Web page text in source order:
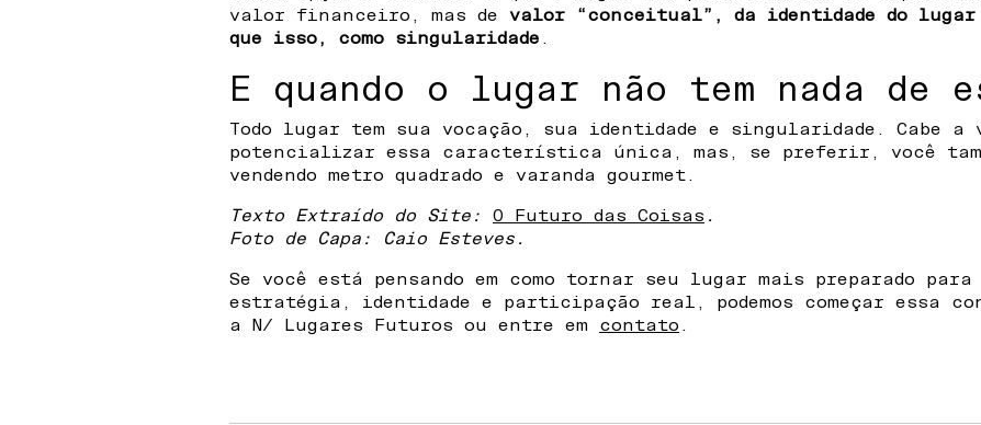
valor financeiro, mas de valor “conceitual”, da identidade do
que isso, como singularidade .
E quando o lugar não tem nada de
Todo lugar tem sua vocação, sua identidade e singularidade. Cabe a
potencializar essa característica única, mas, se preferir, você
vendendo metro quadrado e varanda gourmet.
Texto Extraído do Site: O Futuro das Coisas .
Foto de Capa: Caio Esteves.
Se você está pensando em como tornar seu lugar mais preparado
estratégia, identidade e participação real, podemos começar essa
a N/ Lugares Futuros ou entre em contato .